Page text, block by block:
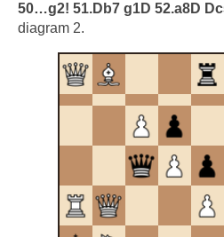
50…g2! 51.Db7 g1D 52.a8D
diagram 2.